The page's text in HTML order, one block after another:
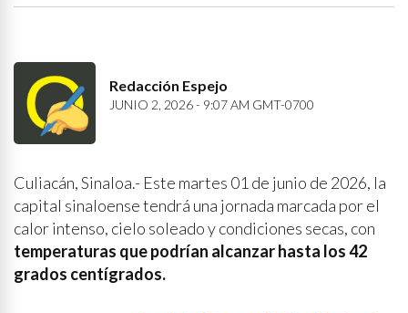
Redacción Espejo
JUNIO 2, 2026 - 9:07 AM GMT-0700
Culiacán, Sinaloa.- Este martes 01 de junio de 2026, la
capital sinaloense tendrá una jornada marcada por el
calor intenso, cielo soleado y condiciones secas, con
temperaturas que podrían alcanzar hasta los 42
grados centígrados.